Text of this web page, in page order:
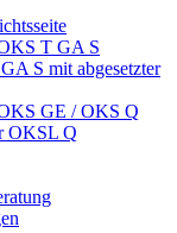
T GA S
S mit abgesetzter
GE / OKS Q
OKSL Q